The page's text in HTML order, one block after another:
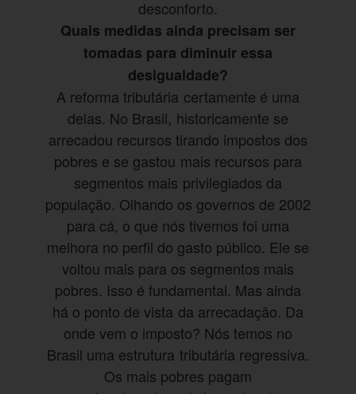
desconforto.
Quais medidas ainda precisam ser
tomadas para diminuir essa
desigualdade?
A reforma tributária certamente é uma
delas. No Brasil, historicamente se
arrecadou recursos tirando impostos dos
pobres e se gastou mais recursos para
segmentos mais privilegiados da
população. Olhando os governos de 2002
para cá, o que nós tivemos foi uma
melhora no perfil do gasto público. Ele se
voltou mais para os segmentos mais
pobres. Isso é fundamental. Mas ainda
há o ponto de vista da arrecadação. Da
onde vem o imposto? Nós temos no
Brasil uma estrutura tributária regressiva.
Os mais pobres pagam